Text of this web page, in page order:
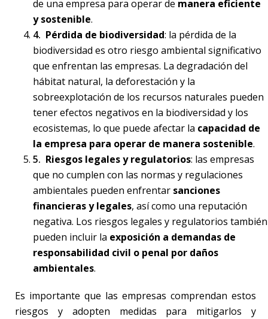
de una empresa para operar de manera eficiente
y sostenible.
Pérdida de biodiversidad: la pérdida de la
biodiversidad es otro riesgo ambiental significativo
que enfrentan las empresas. La degradación del
hábitat natural, la deforestación y la
sobreexplotación de los recursos naturales pueden
tener efectos negativos en la biodiversidad y los
ecosistemas, lo que puede afectar la capacidad de
la empresa para operar de manera sostenible.
Riesgos legales y regulatorios: las empresas
que no cumplen con las normas y regulaciones
ambientales pueden enfrentar sanciones
financieras y legales, así como una reputación
negativa. Los riesgos legales y regulatorios también
pueden incluir la exposición a demandas de
responsabilidad civil o penal por daños
ambientales.
Es importante que las empresas comprendan estos
riesgos y adopten medidas para mitigarlos y